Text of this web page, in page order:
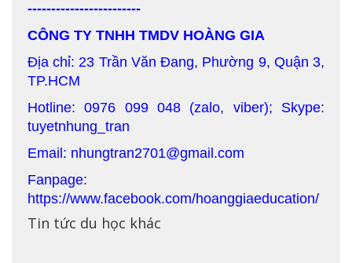
------------------------
CÔNG TY TNHH TMDV HOÀNG GIA
Địa chỉ: 23 Trần Văn Đang, Phường 9, Quận 3,
TP.HCM
Hotline: 0976 099 048 (zalo, viber); Skype:
tuyetnhung_tran
Email: nhungtran2701@gmail.com
Fanpage:
https://www.facebook.com/hoanggiaeducation/
Tin tức du học khác